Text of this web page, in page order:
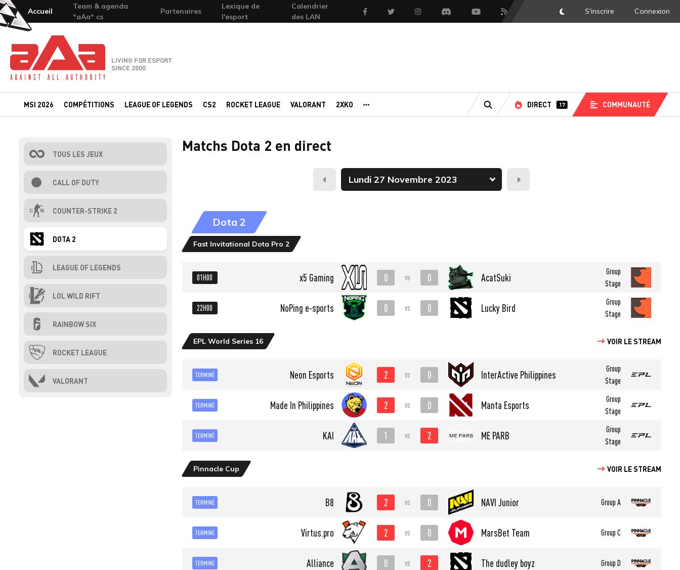
Accueil
Team & agenda
*aAa* cs
Partenaires
Lexique de
l'esport
Calendrier
des LAN
FacebookTwitter InstagramDiscord YoutubeFlux RSS DarkMode
S'inscrire Connexion
Team-aAa - against All authority
LIVING FOR ESPORT
SINCE 2000
MSI 2026 COMPÉTITIONS LEAGUE OF LEGENDS CS2 ROCKET LEAGUE VALORANT 2XKO
RECHERCHE
DIRECT 17 COMMUNAUTÉ
TOUS LES JEUX
CALL OF DUTY
COUNTER-STRIKE 2
DOTA 2
LEAGUE OF LEGENDS
LOL WILD RIFT
RAINBOW SIX
ROCKET LEAGUE
VALORANT
Matchs Dota 2 en direct
Hier Demain
Dota 2
Fast Invitational Dota Pro 2
01H00 x5 Gaming 0 vs 0 AcatSuki
Group
Stage
22H00 NoPing e-sports 0 vs 0 Lucky Bird
Group
Stage
EPL World Series 16 VOIR LE STREAM
TERMINÉ Neon Esports 2 vs 0 InterActive Philippines
Group
Stage
TERMINÉ Made In Philippines 2 vs 0 Manta Esports
Group
Stage
TERMINÉ KAI 1 vs 2 ME PARB
Group
Stage
Pinnacle Cup VOIR LE STREAM
TERMINÉ B8 2 vs 0 NAVI Junior Group A
TERMINÉ Virtus.pro 2 vs 0 MarsBet Team Group C
TERMINÉ Alliance 0 vs 2 The dudley boyz Group D